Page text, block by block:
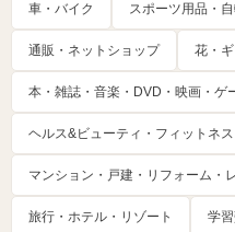
車・バイク スポーツ用品・
通販・ネットショップ 花・
本・雑誌・音楽・DVD・映画・ゲ
ヘルス&ビューティ・フィットネス
マンション・戸建・リフォーム・
旅行・ホテル・リゾート 学